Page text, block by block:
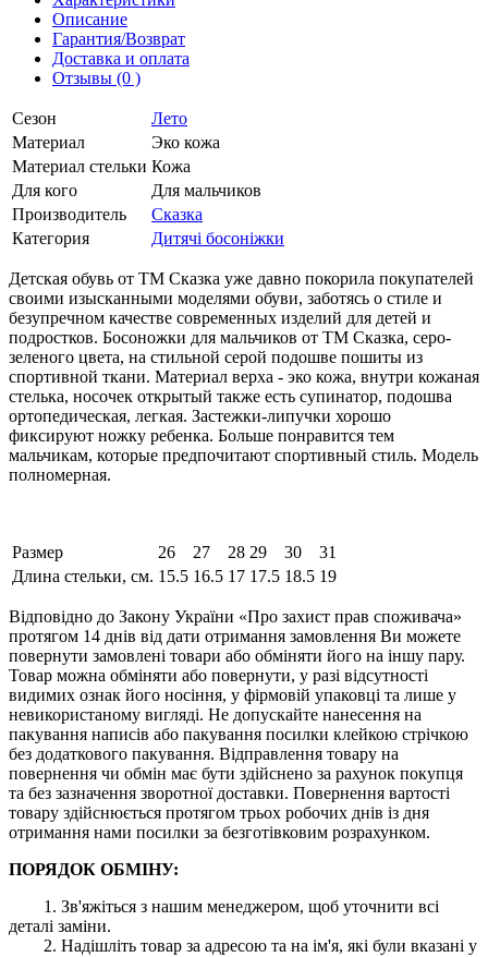
Описание
Гарантия/Возврат
Доставка и оплата
Отзывы (0 )
Сезон
Лето
Материал
Эко кожа
Материал стельки Кожа
Для кого
Для мальчиков
Производитель
Сказка
Категория
Дитячі босоніжки
Детская обувь от ТМ Сказка уже давно покорила покупателей
своими изысканными моделями обуви, заботясь о стиле и
безупречном качестве современных изделий для детей и
подростков. Босоножки для мальчиков от ТМ Сказка, серо-
зеленого цвета, на стильной серой подошве пошиты из
спортивной ткани. Материал верха - эко кожа, внутри кожаная
стелька, носочек открытый также есть супинатор, подошва
ортопедическая, легкая. Застежки-липучки хорошо
фиксируют ножку ребенка. Больше понравится тем
мальчикам, которые предпочитают спортивный стиль. Модель
полномерная.
Размер 26 27 28 29 30
31
Длина стельки, см. 15.5 16.5 17 17.5 18.5 19
Відповідно до Закону України «Про захист прав споживача»
протягом 14 днів від дати отримання замовлення Ви можете
повернути замовлені товари або обміняти його на іншу пару.
Товар можна обміняти або повернути, у разі відсутності
видимих ​​ознак його носіння, у фірмовій упаковці та лише у
невикористаному вигляді. Не допускайте нанесення на
пакування написів або пакування посилки клейкою стрічкою
без додаткового пакування. Відправлення товару на
повернення чи обмін має бути здійснено за рахунок покупця
та без зазначення зворотної доставки. Повернення вартості
товару здійснюється протягом трьох робочих днів із дня
отримання нами посилки за безготівковим розрахунком.
ПОРЯДОК ОБМІНУ:
1. Зв'яжіться з нашим менеджером, щоб уточнити всі
деталі заміни.
2. Надішліть товар за адресою та на ім'я, які були вказані у